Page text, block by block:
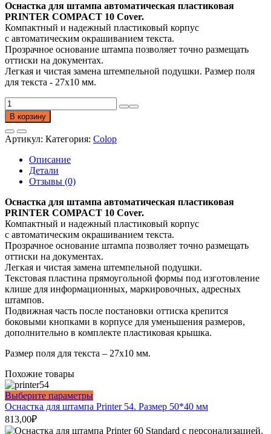
Оснастка для штампа автоматическая пластиковая
PRINTER COMPACT 10 Cover.
Компактный и надежный пластиковый корпус
с автоматическим окрашиванием текста.
Прозрачное основание штампа позволяет точно размещать
оттиски на документах.
Легкая и чистая замена штемпельной подушки. Размер поля
для текста - 27х10 мм.
Количество
товара
Оснастка
для
штампа
Printer
Compact
Cover.
Размер
27*10
мм.
В корзину
Артикул: Категория: Colop
Описание
Детали
Отзывы (0)
Оснастка для штампа автоматическая пластиковая
PRINTER COMPACT 10 Cover.
Компактный и надежный пластиковый корпус
с автоматическим окрашиванием текста.
Прозрачное основание штампа позволяет точно размещать
оттиски на документах.
Легкая и чистая замена штемпельной подушки.
Текстовая пластина прямоугольной формы под изготовление
клише для информационных, маркировочных, адресных
штампов.
Подвижная часть после постановки оттиска крепится
боковыми кнопками в корпусе для уменьшения размеров,
дополнительно в комплекте пластиковая крышка.
Размер поля для текста – 27х10 мм.
Похожие товары
Выберите параметрыЭтот
товар
несколько
Оснастка для штампа Printer 54. Размер 50*40 мм
813,00₽